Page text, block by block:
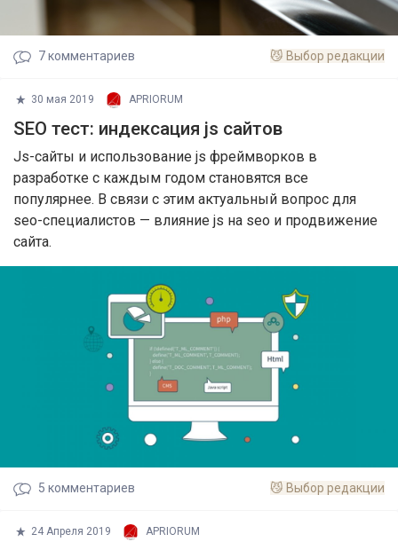
😼 Выбор редакции
7комментариев
30 мая 2019 APRIORUM
SEO тест: индексация js сайтов
Js-сайты и использование js фреймворков в
разработке с каждым годом становятся все
популярнее. В связи с этим актуальный вопрос для
seo-специалистов — влияние js на seo и продвижение
сайта.
😼 Выбор редакции
5 комментариев
24 Апреля 2019 APRIORUM